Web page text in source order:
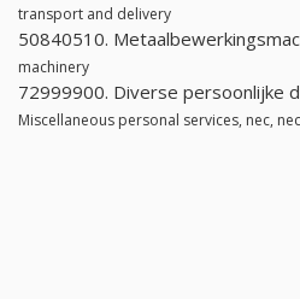
transport and delivery
50840510.
machinery
72999900. Diverse persoonlijke
Miscellaneous personal services, nec, nec